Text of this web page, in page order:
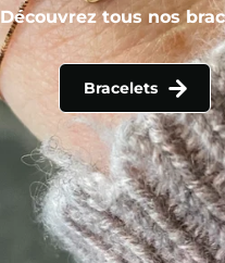
Découvrez tous nos
Bracelets